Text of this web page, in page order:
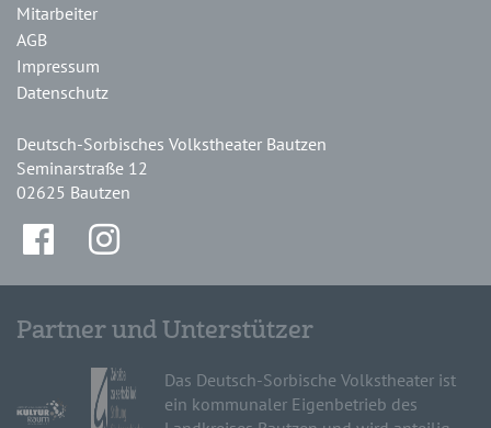
Mitarbeiter
AGB
Impressum
Datenschutz
Deutsch-Sorbisches Volkstheater Bautzen
Seminarstraße 12
02625 Bautzen
Partner und Unterstützer
Das Deutsch-Sorbische Volkstheater ist
ein kommunaler Eigenbetrieb des